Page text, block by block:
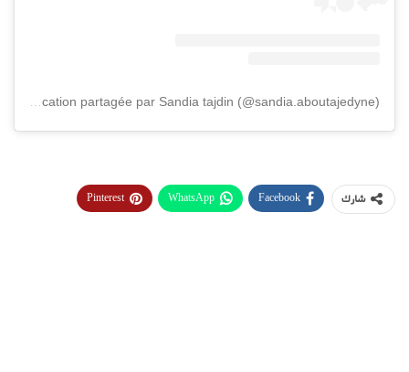
Une publication partagée par Sandia tajdin (@sandia.aboutajedyne)
شارك Facebook
WhatsApp
Pinterest